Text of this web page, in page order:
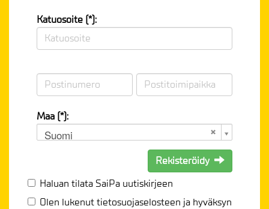
Katuosoite (*):
Maa (*):
Suomi
Rekisteröidy
Haluan tilata SaiPa uutiskirjeen
Olen lukenuttietosuojaselosteen ja hyväksyn